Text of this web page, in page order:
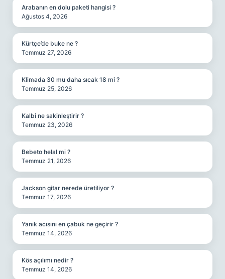
Arabanın en dolu paketi hangisi ?
Ağustos 4, 2026
Kürtçe’de buke ne ?
Temmuz 27, 2026
Klimada 30 mu daha sıcak 18 mi ?
Temmuz 25, 2026
Kalbi ne sakinleştirir ?
Temmuz 23, 2026
Bebeto helal mi ?
Temmuz 21, 2026
Jackson gitar nerede üretiliyor ?
Temmuz 17, 2026
Yanık acısını en çabuk ne geçirir ?
Temmuz 14, 2026
Kös açılımı nedir ?
Temmuz 14, 2026